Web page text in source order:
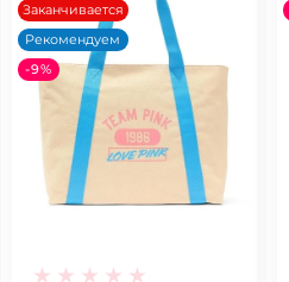
Заканчивается
Рекомендуем
-9%